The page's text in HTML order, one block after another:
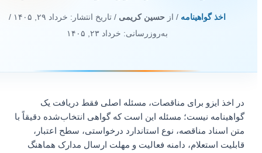
اخذ گواهینامه/ از حسین کریمی / تاریخ انتشار: خرداد ۲۹, ۱۴۰۵
/
به‌روزرسانی: خرداد ۲۳, ۱۴۰۵
در اخذ ایزو برای مناقصات، مسئله اصلی فقط دریافت یک
گواهینامه نیست؛ مسئله این است که گواهی انتخاب‌شده دقیقاً با
متن اسناد مناقصه، نوع استاندارد درخواستی، سطح اعتبار،
قابلیت استعلام، دامنه فعالیت و مهلت ارسال مدارک هماهنگ